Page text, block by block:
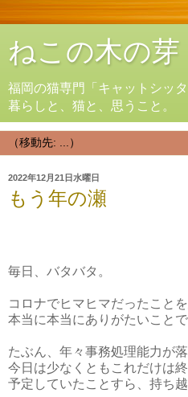
ねこの木の芽
福岡の猫専門「キャットシ
暮らしと、猫と、思うこと。
2022年12月21日水曜日
もう年の瀬
毎日、バタバタ。
コロナでヒマヒマだったこと
本当に本当にありがたいことで
たぶん、年々事務処理能力が
今日は少なくともこれだけは
予定していたことすら、持ち